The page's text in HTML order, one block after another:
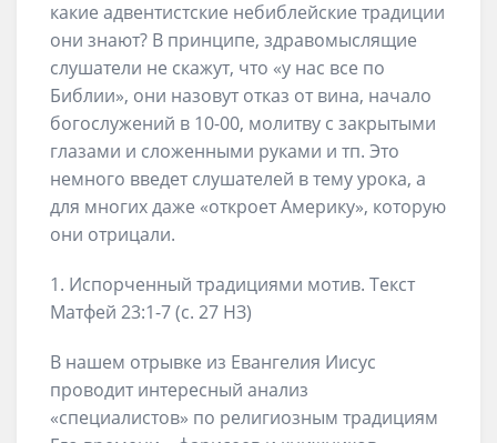
какие адвентистские небиблейские традиции
они знают? В принципе, здравомыслящие
слушатели не скажут, что «у нас все по
Библии», они назовут отказ от вина, начало
богослужений в 10-00, молитву с закрытыми
глазами и сложенными руками и тп. Это
немного введет слушателей в тему урока, а
для многих даже «откроет Америку», которую
они отрицали.
1. Испорченный традициями мотив. Текст
Матфей 23:1-7 (с. 27 НЗ)
В нашем отрывке из Евангелия Иисус
проводит интересный анализ
«специалистов» по религиозным традициям